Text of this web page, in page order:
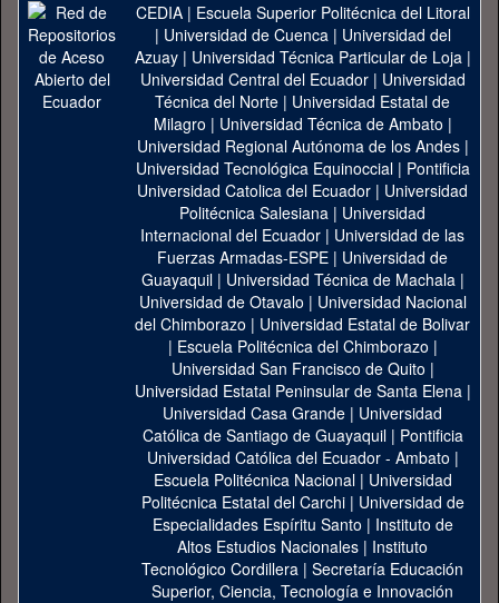
CEDIA| Escuela Superior Politécnica del Litoral
| Universidad de Cuenca| Universidad del
Azuay| Universidad Técnica Particular de Loja|
Universidad Central del Ecuador| Universidad
Técnica del Norte | Universidad Estatal de
Milagro | Universidad Técnica de Ambato |
Universidad Regional Autónoma de los Andes|
Universidad Tecnológica Equinoccial| Pontificia
Universidad Catolica del Ecuador | Universidad
Politécnica Salesiana | Universidad
Internacional del Ecuador | Universidad de las
Fuerzas Armadas-ESPE | Universidad de
Guayaquil| Universidad Técnica de Machala|
Universidad de Otavalo | Universidad Nacional
del Chimborazo | Universidad Estatal de Bolivar
| Escuela Politécnica del Chimborazo |
Universidad San Francisco de Quito |
Universidad Estatal Peninsular de Santa Elena|
Universidad Casa Grande | Universidad
Católica de Santiago de Guayaquil| Pontificia
Universidad Católica del Ecuador - Ambato |
Escuela Politécnica Nacional| Universidad
Politécnica Estatal del Carchi| Universidad de
Especialidades Espíritu Santo | Instituto de
Altos Estudios Nacionales | Instituto
Tecnológico Cordillera | Secretaría Educación
Superior, Ciencia, Tecnología e Innovación